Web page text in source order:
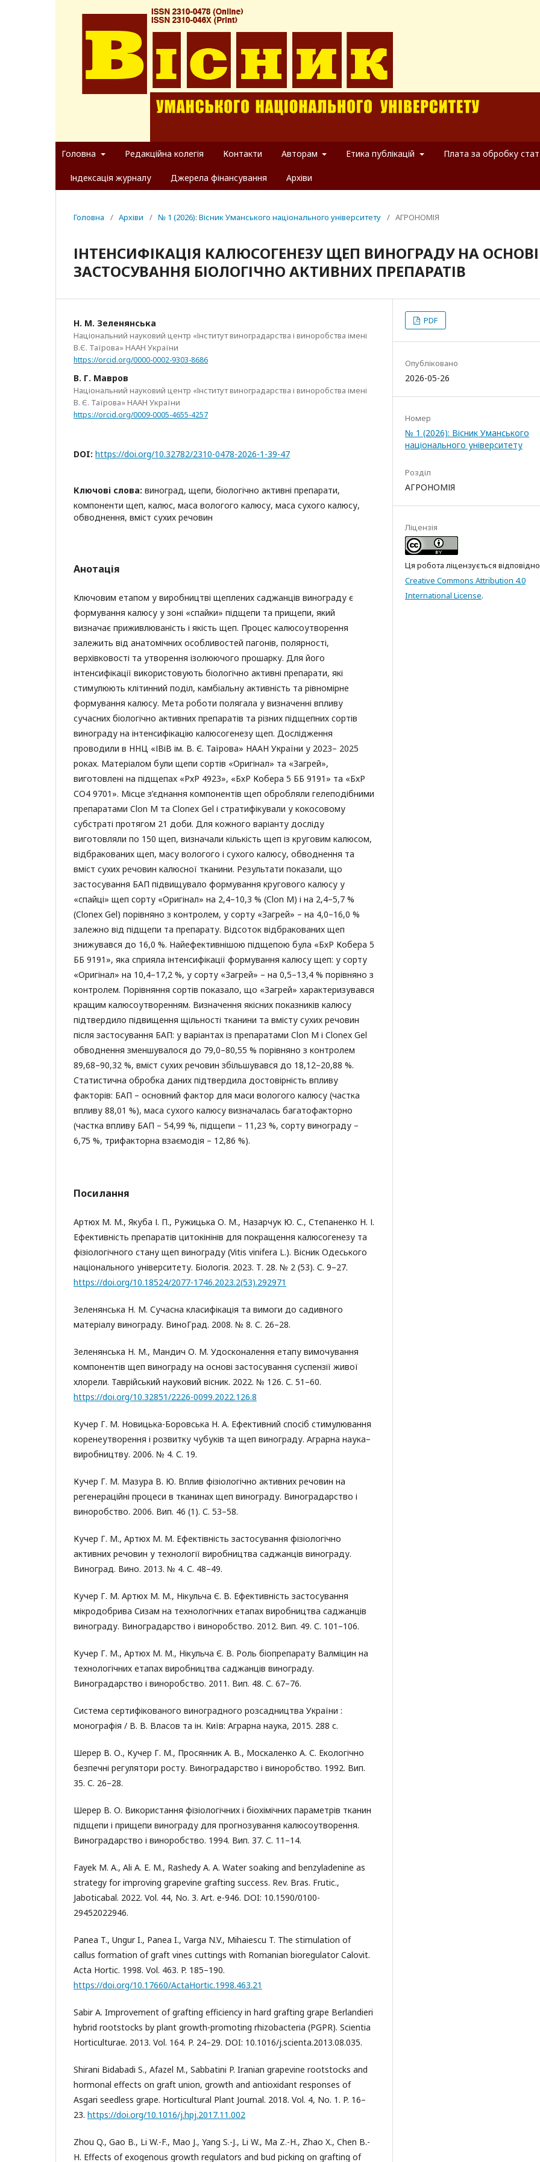
Головна Редакційна колегія Контакти Авторам Етика публікацій Плата за обробку
Індексація журналу Джерела фінансування Архіви
Головна / Архіви / № 1 (2026): Вісник Уманського національного університету / АГРОНОМІЯ
ІНТЕНСИФІКАЦІЯ КАЛЮСОГЕНЕЗУ ЩЕП ВИНОГРАДУ НА ОСНОВІ
ЗАСТОСУВАННЯ БІОЛОГІЧНО АКТИВНИХ ПРЕПАРАТІВ
Н. М. Зеленянська
Національний науковий центр «Інститут виноградарства і виноробства імені
В.Є. Таїрова» НААН України
https://orcid.org/0000-0002-9303-8686
В. Г. Мавров
Національний науковий центр «Інститут виноградарства і виноробства імені
В. Є. Таїрова» НААН України
https://orcid.org/0009-0005-4655-4257
DOI: https://doi.org/10.32782/2310-0478-2026-1-39-47
Ключові слова: виноград, щепи, біологічно активні препарати,
компоненти щеп, калюс, маса вологого калюсу, маса сухого калюсу,
обводнення, вміст сухих речовин
Анотація
Ключовим етапом у виробництві щеплених саджанців винограду є
формування калюсу у зоні «спайки» підщепи та прищепи, який
визначає приживлюваність і якість щеп. Процес калюсоутворення
залежить від анатомічних особливостей пагонів, полярності,
верхівковості та утворення ізолюючого прошарку. Для його
інтенсифікації використовують біологічно активні препарати, які
стимулюють клітинний поділ, камбіальну активність та рівномірне
формування калюсу. Мета роботи полягала у визначенні впливу
сучасних біологічно активних препаратів та різних підщепних сортів
винограду на інтенсифікацію калюсогенезу щеп. Дослідження
проводили в ННЦ «ІВіВ ім. В. Є. Таїрова» НААН України у 2023– 2025
роках. Матеріалом були щепи сортів «Оригінал» та «Загрей»,
виготовлені на підщепах «РхР 4923», «БхР Кобера 5 ББ 9191» та «БхР
СО4 9701». Місце з’єднання компонентів щеп обробляли гелеподібними
препаратами Clon M та Clonex Gel і стратифікували у кокосовому
субстраті протягом 21 доби. Для кожного варіанту досліду
виготовляли по 150 щеп, визначали кількість щеп із круговим калюсом,
відбракованих щеп, масу вологого і сухого калюсу, обводнення та
вміст сухих речовин калюсної тканини. Результати показали, що
застосування БАП підвищувало формування кругового калюсу у
«спайці» щеп сорту «Оригінал» на 2,4–10,3 % (Clon M) і на 2,4–5,7 %
(Clonex Gel) порівняно з контролем, у сорту «Загрей» – на 4,0–16,0 %
залежно від підщепи та препарату. Відсоток відбракованих щеп
знижувався до 16,0 %. Найефективнішою підщепою була «БхР Кобера 5
ББ 9191», яка сприяла інтенсифікації формування калюсу щеп: у сорту
«Оригінал» на 10,4–17,2 %, у сорту «Загрей» – на 0,5–13,4 % порівняно з
контролем. Порівняння сортів показало, що «Загрей» характеризувався
кращим калюсоутворенням. Визначення якісних показників калюсу
підтвердило підвищення щільності тканини та вмісту сухих речовин
після застосування БАП: у варіантах із препаратами Clon M і Clonex Gel
обводнення зменшувалося до 79,0–80,55 % порівняно з контролем
89,68–90,32 %, вміст сухих речовин збільшувався до 18,12–20,88 %.
Статистична обробка даних підтвердила достовірність впливу
факторів: БАП – основний фактор для маси вологого калюсу (частка
впливу 88,01 %), маса сухого калюсу визначалась багатофакторно
(частка впливу БАП – 54,99 %, підщепи – 11,23 %, сорту винограду –
6,75 %, трифакторна взаємодія – 12,86 %).
Посилання
Артюх М. М., Якуба І. П., Ружицька О. М., Назарчук Ю. С., Степаненко Н. І.
Ефективність препаратів цитокінінів для покращення калюсогенезу та
фізіологічного стану щеп винограду (Vitis vinifera L.). Вісник Одеського
національного університету. Біологія. 2023. Т. 28. № 2 (53). С. 9–27.
https://doi.org/10.18524/2077-1746.2023.2(53).292971
Зеленянська Н. М. Сучасна класифікація та вимоги до садивного
матеріалу винограду. ВиноГрад. 2008. № 8. С. 26–28.
Зеленянська Н. М., Мандич О. М. Удосконалення етапу вимочування
компонентів щеп винограду на основі застосування суспензії живої
хлорели. Таврійський науковий вісник. 2022. № 126. С. 51–60.
https://doi.org/10.32851/2226-0099.2022.126.8
Кучер Г. М. Новицька-Боровська Н. А. Ефективний спосіб стимулювання
коренеутворення і розвитку чубуків та щеп винограду. Аграрна наука–
виробництву. 2006. № 4. С. 19.
Кучер Г. М. Мазура В. Ю. Вплив фізіологічно активних речовин на
регенераційні процеси в тканинах щеп винограду. Виноградарство і
виноробство. 2006. Вип. 46 (1). С. 53–58.
Кучер Г. М., Артюх М. М. Ефектівність застосування фізіологічно
активних речовин у технології виробництва саджанців винограду.
Виноград. Вино. 2013. № 4. С. 48–49.
Кучер Г. М. Артюх М. М., Нікульча Є. В. Ефективність застосування
мікродобрива Сизам на технологічних етапах виробництва саджанців
винограду. Виноградарство і виноробство. 2012. Вип. 49. С. 101–106.
Кучер Г. М., Артюх М. М., Нікульча Є. В. Роль біопрепарату Валміцин на
технологічних етапах виробництва саджанців винограду.
Виноградарство і виноробство. 2011. Вип. 48. С. 67–76.
Система сертифікованого виноградного розсадництва України :
монографія / В. В. Власов та ін. Київ: Аграрна наука, 2015. 288 с.
Шерер В. О., Кучер Г. М., Просянник А. В., Москаленко А. С. Екологічно
безпечні регулятори росту. Виноградарство і виноробство. 1992. Вип.
35. С. 26–28.
Шерер В. О. Використання фізіологічних і біохімічних параметрів тканин
підщепи і прищепи винограду для прогнозування калюсоутворення.
Виноградарство і виноробство. 1994. Вип. 37. С. 11–14.
Fayek M. A., Ali A. E. M., Rashedy A. A. Water soaking and benzyladenine as
strategy for improving grapevine grafting success. Rev. Bras. Frutic.,
Jaboticabal. 2022. Vol. 44, No. 3. Art. e-946. DOI: 10.1590/0100-
29452022946.
Panea T., Ungur I., Panea I., Varga N.V., Mihaiescu T. The stimulation of
callus formation of graft vines cuttings with Romanian bioregulator Calovit.
Acta Hortic. 1998. Vol. 463. P. 185–190.
https://doi.org/10.17660/ActaHortic.1998.463.21
Sabir A. Improvement of grafting efficiency in hard grafting grape Berlandieri
hybrid rootstocks by plant growth-promoting rhizobacteria (PGPR). Scientia
Horticulturae. 2013. Vol. 164. P. 24–29. DOI: 10.1016/j.scienta.2013.08.035.
Shirani Bidabadi S., Afazel M., Sabbatini P. Iranian grapevine rootstocks and
hormonal effects on graft union, growth and antioxidant responses of
Asgari seedless grape. Horticultural Plant Journal. 2018. Vol. 4, No. 1. P. 16–
23. https://doi.org/10.1016/j.hpj.2017.11.002
Zhou Q., Gao B., Li W.-F., Mao J., Yang S.-J., Li W., Ma Z.-H., Zhao X., Chen B.-
H. Effects of exogenous growth regulators and bud picking on grafting of
PDF
Опубліковано
2026-05-26
Номер
№ 1 (2026): Вісник Уманського
національного університету
Розділ
АГРОНОМІЯ
Ліцензія
Ця робота ліцензується
Creative Commons Attribution 4.0
International License.